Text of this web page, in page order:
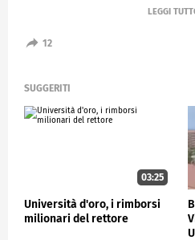
ad askanews Stefano
"E' con questo spirito che
Samarcanda che da sempre
del dialogo fra i popoli e le
questo - ha aggiunge il
condividere quanto
cerca il fatto che la
debba entrare in conflitto
israeliana, ma piuttosto
dialogo".
"Non dobbiamo mai
12
SUGGERITI
03:25
Università d'oro, i rimborsi
milionari del rettore